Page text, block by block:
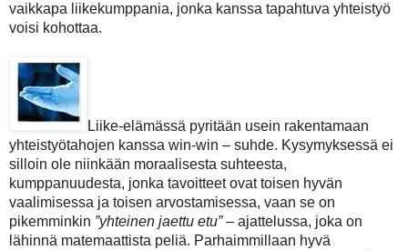
vaikkapa liikekumppania, jonka kanssa tapahtuva yhteistyö
voisi kohottaa.
Liike-elämässä pyritään usein rakentamaan
yhteistyötahojen kanssa win-win – suhde. Kysymyksessä ei
silloin ole niinkään moraalisesta suhteesta,
kumppanuudesta, jonka tavoitteet ovat toisen hyvän
vaalimisessa ja toisen arvostamisessa, vaan se on
pikemminkin ”yhteinen jaettu etu”– ajattelussa, joka on
lähinnä matemaattista peliä. Parhaimmillaan hyvä